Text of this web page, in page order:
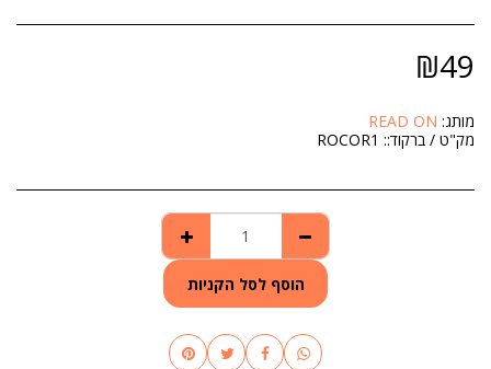
₪49
מותג: READ ON
מק"ט / ברקוד:: ROCOR1
הוסף לסל הקניות